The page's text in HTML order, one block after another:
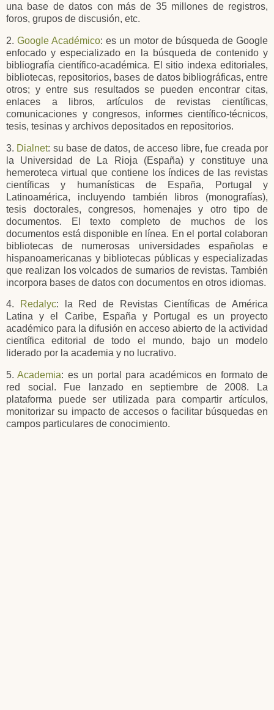
una base de datos con más de 35 millones de registros,
foros, grupos de discusión, etc.
2.Google Académico: es un motor de búsqueda de Google
enfocado y especializado en la búsqueda de contenido y
bibliografía científico-académica. El sitio indexa editoriales,
bibliotecas, repositorios, bases de datos bibliográficas, entre
otros; y entre sus resultados se pueden encontrar citas,
enlaces a libros, artículos de revistas científicas,
comunicaciones y congresos, informes científico-técnicos,
tesis, tesinas y archivos depositados en repositorios.
3. Dialnet: su base de datos, de acceso libre, fue creada por
la Universidad de La Rioja (España) y constituye una
hemeroteca virtual que contiene los índices de las revistas
científicas y humanísticas de España, Portugal y
Latinoamérica, incluyendo también libros (monografías),
tesis doctorales, congresos, homenajes y otro tipo de
documentos. El texto completo de muchos de los
documentos está disponible en línea. En el portal colaboran
bibliotecas de numerosas universidades españolas e
hispanoamericanas y bibliotecas públicas y especializadas
que realizan los volcados de sumarios de revistas. También
incorpora bases de datos con documentos en otros idiomas.
4. Redalyc: la Red de Revistas Científicas de América
Latina y el Caribe, España y Portugal es un proyecto
académico para la difusión en acceso abierto de la actividad
científica editorial de todo el mundo, bajo un modelo
liderado por la academia y no lucrativo.
5.Academia: es un portal para académicos en formato de
red social. Fue lanzado en septiembre de 2008.​ La
plataforma puede ser utilizada para compartir artículos,
monitorizar su impacto de accesos o facilitar búsquedas en
campos particulares de conocimiento.